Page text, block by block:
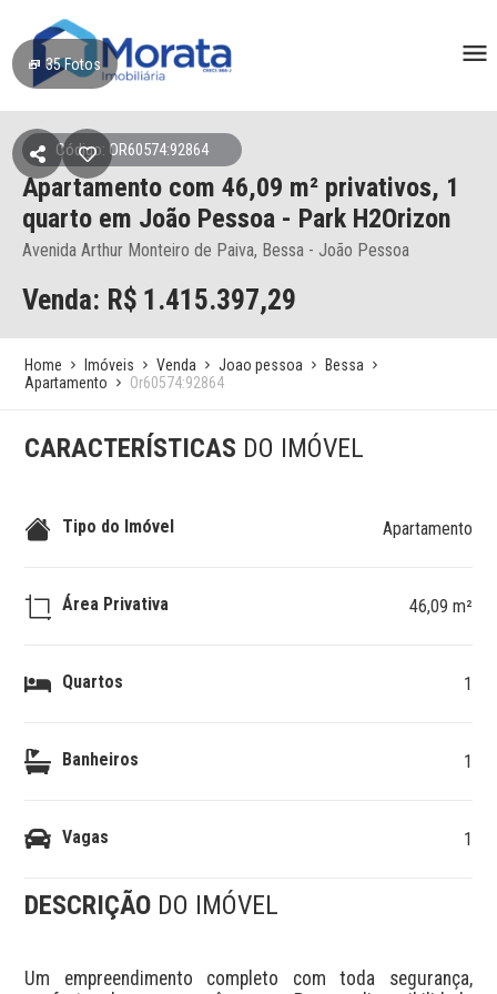
35Fotos
Código: OR60574:92864
Apartamento com 46,09 m² privativos, 1
quarto em João Pessoa - Park H2Orizon
Avenida Arthur Monteiro de Paiva, Bessa - João Pessoa
Venda: R$ 1.415.397,29
Home Imóveis Venda Joao pessoa
Bessa
Apartamento
Or60574:92864
CARACTERÍSTICAS DO IMÓVEL
Tipo do Imóvel Apartamento
Área Privativa 46,09 m²
Quartos 1
Banheiros 1
Vagas 1
DESCRIÇÃO DO IMÓVEL
Um empreendimento completo com toda segurança,